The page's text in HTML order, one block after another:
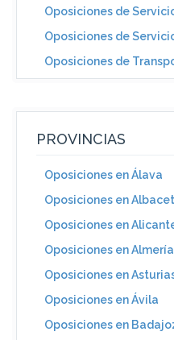
Oposiciones de
Oposiciones de
Oposiciones de
PROVINCIAS
Oposiciones en Álava
Oposiciones en
Oposiciones en
Oposiciones en Almería
Oposiciones en
Oposiciones en Ávila
Oposiciones en